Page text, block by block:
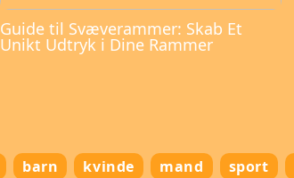
Guide til Svæverammer: Skab Et
Unikt Udtryk i Dine Rammer
barn kvinde mand sport